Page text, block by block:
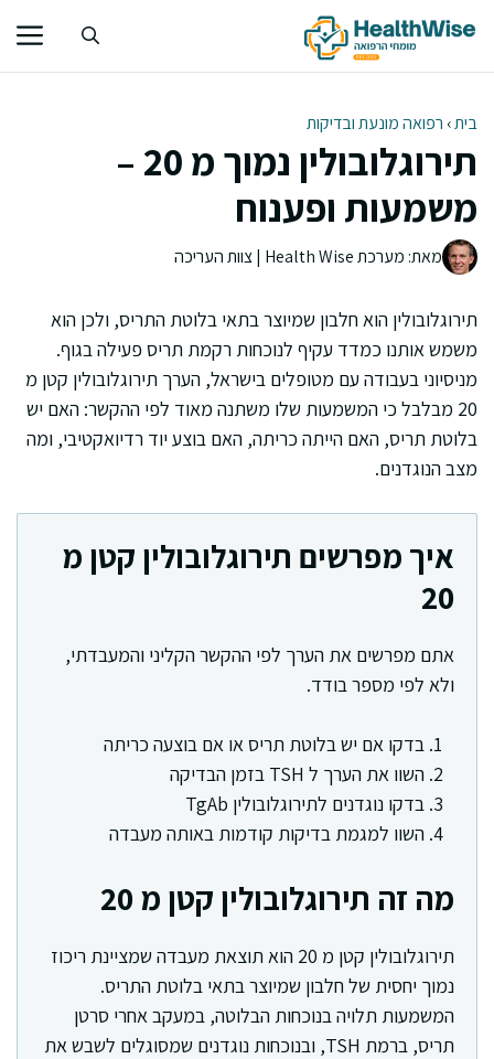
לתוכן
בית› רפואה מונעת ובדיקות
תירוגלובולין נמוך מ 20 –
משמעות ופענוח
מאת: מערכת Health Wise | צוות העריכה
תירוגלובולין הוא חלבון שמיוצר בתאי בלוטת התריס, ולכן הוא
משמש אותנו כמדד עקיף לנוכחות רקמת תריס פעילה בגוף.
מניסיוני בעבודה עם מטופלים בישראל, הערך תירוגלובולין קטן מ
20 מבלבל כי המשמעות שלו משתנה מאוד לפי ההקשר: האם יש
בלוטת תריס, האם הייתה כריתה, האם בוצע יוד רדיואקטיבי, ומה
מצב הנוגדנים.
איך מפרשים תירוגלובולין קטן מ
20
אתם מפרשים את הערך לפי ההקשר הקליני והמעבדתי,
ולא לפי מספר בודד.
בדקו אם יש בלוטת תריס או אם בוצעה כריתה
השוו את הערך ל TSH בזמן הבדיקה
בדקו נוגדנים לתירוגלובולין TgAb
השוו למגמת בדיקות קודמות באותה מעבדה
מה זה תירוגלובולין קטן מ 20
תירוגלובולין קטן מ 20 הוא תוצאת מעבדה שמציינת ריכוז
נמוך יחסית של חלבון שמיוצר בתאי בלוטת התריס.
המשמעות תלויה בנוכחות הבלוטה, במעקב אחרי סרטן
תריס, ברמת TSH, ובנוכחות נוגדנים שמסוגלים לשבש את